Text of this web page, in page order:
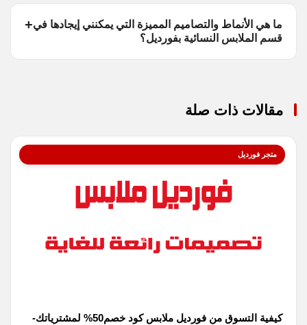
ما هي الأنماط والتصاميم المميزة التي يمكنني إيجادها في
قسم الملابس النسائية بفورديل؟
مقالات ذات صلة
متجر فورديل
كيفية التسوق من فورديل ملابس كود خصم50% لمشترياتك-